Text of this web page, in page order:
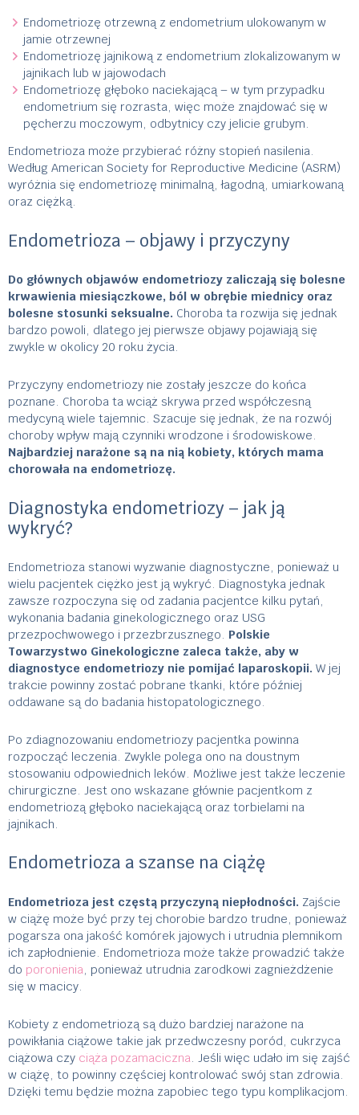
Endometriozę otrzewną z endometrium ulokowanym w
jamie otrzewnej
Endometriozę jajnikową z endometrium zlokalizowanym w
jajnikach lub w jajowodach
Endometriozę głęboko naciekającą – w tym przypadku
endometrium się rozrasta, więc może znajdować się w
pęcherzu moczowym, odbytnicy czy jelicie grubym.
Endometrioza może przybierać różny stopień nasilenia.
Według American Society for Reproductive Medicine (ASRM)
wyróżnia się endometriozę minimalną, łagodną, umiarkowaną
oraz ciężką.
Endometrioza – objawy i przyczyny
Do głównych objawów endometriozy zaliczają się bolesne
krwawienia miesiączkowe, ból w obrębie miednicy oraz
bolesne stosunki seksualne. Choroba ta rozwija się jednak
bardzo powoli, dlatego jej pierwsze objawy pojawiają się
zwykle w okolicy 20 roku życia.
Przyczyny endometriozy nie zostały jeszcze do końca
poznane. Choroba ta wciąż skrywa przed współczesną
medycyną wiele tajemnic. Szacuje się jednak, że na rozwój
choroby wpływ mają czynniki wrodzone i środowiskowe.
Najbardziej narażone są na nią kobiety, których mama
chorowała na endometriozę.
Diagnostyka endometriozy – jak ją
wykryć?
Endometrioza stanowi wyzwanie diagnostyczne, ponieważ u
wielu pacjentek ciężko jest ją wykryć. Diagnostyka jednak
zawsze rozpoczyna się od zadania pacjentce kilku pytań,
wykonania badania ginekologicznego oraz USG
przezpochwowego i przezbrzusznego. Polskie
Towarzystwo Ginekologiczne zaleca także, aby w
diagnostyce endometriozy nie pomijać laparoskopii. W jej
trakcie powinny zostać pobrane tkanki, które później
oddawane są do badania histopatologicznego.
Po zdiagnozowaniu endometriozy pacjentka powinna
rozpocząć leczenia. Zwykle polega ono na doustnym
stosowaniu odpowiednich leków. Możliwe jest także leczenie
chirurgiczne. Jest ono wskazane głównie pacjentkom z
endometriozą głęboko naciekającą oraz torbielami na
jajnikach.
Endometrioza a szanse na ciążę
Endometrioza jest częstą przyczyną niepłodności. Zajście
w ciążę może być przy tej chorobie bardzo trudne, ponieważ
pogarsza ona jakość komórek jajowych i utrudnia plemnikom
ich zapłodnienie. Endometrioza może także prowadzić także
do poronienia, ponieważ utrudnia zarodkowi zagnieżdżenie
się w macicy.
Kobiety z endometriozą są dużo bardziej narażone na
powikłania ciążowe takie jak przedwczesny poród, cukrzyca
ciążowa czy ciąża pozamaciczna . Jeśli więc udało im się zajść
w ciążę, to powinny częściej kontrolować swój stan zdrowia.
Dzięki temu będzie można zapobiec tego typu komplikacjom.